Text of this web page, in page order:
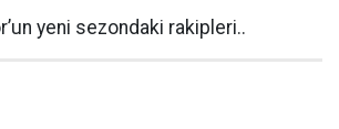
yeni sezondaki rakipleri..